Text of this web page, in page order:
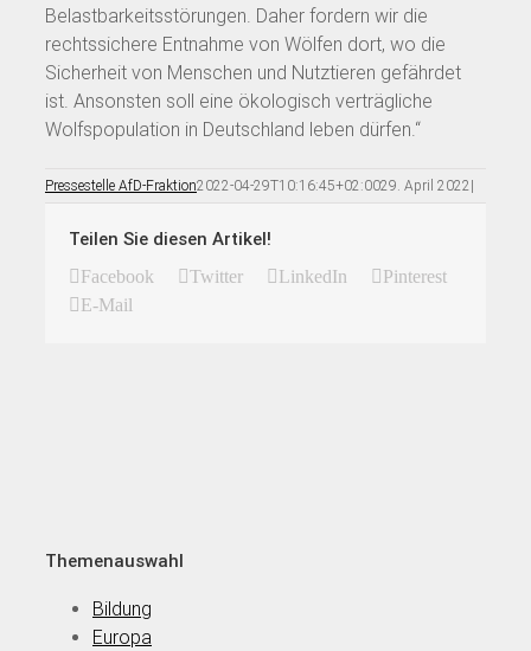
Belastbarkeitsstörungen. Daher fordern wir die
rechtssichere Entnahme von Wölfen dort, wo die
Sicherheit von Menschen und Nutztieren gefährdet
ist. Ansonsten soll eine ökologisch verträgliche
Wolfspopulation in Deutschland leben dürfen.“
Pressestelle AfD-Fraktion2022-04-29T10:16:45+02:0029. April 2022 |
Teilen Sie diesen Artikel!
Facebook Twitter LinkedIn
Pinterest
E-Mail
Themenauswahl
Bildung
Europa